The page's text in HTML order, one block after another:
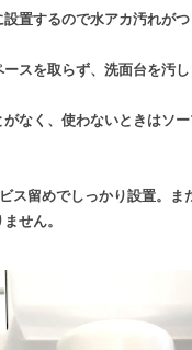
置するので水アカ汚れがつ
スを取らず、洗面台を汚し
なく、使わないときはソー
ス留めでしっかり設置。ま
せん。